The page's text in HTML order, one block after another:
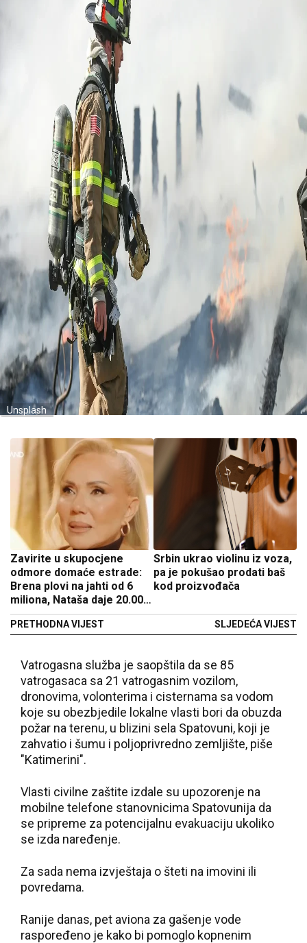
Unsplash
Zavirite u skupocjene
odmore domaće estrade:
Brena plovi na jahti od 6
miliona, Nataša daje 20.000
za rođendan
PRETHODNA VIJEST
Srbin ukrao violinu iz voza,
pa je pokušao prodati baš
kod proizvođača
SLJEDEĆA VIJEST
Vatrogasna služba je saopštila da se 85
vatrogasaca sa 21 vatrogasnim vozilom,
dronovima, volonterima i cisternama sa vodom
koje su obezbjedile lokalne vlasti bori da obuzda
požar na terenu, u blizini sela Spatovuni, koji je
zahvatio i šumu i poljoprivredno zemljište, piše
"Katimerini".
Vlasti civilne zaštite izdale su upozorenje na
mobilne telefone stanovnicima Spatovunija da
se pripreme za potencijalnu evakuaciju ukoliko
se izda naređenje.
Za sada nema izvještaja o šteti na imovini ili
povredama.
Ranije danas, pet aviona za gašenje vode
raspoređeno je kako bi pomoglo kopnenim